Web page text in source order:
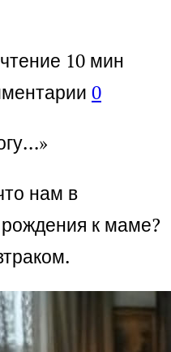
10 мин
0
нам в
к маме?